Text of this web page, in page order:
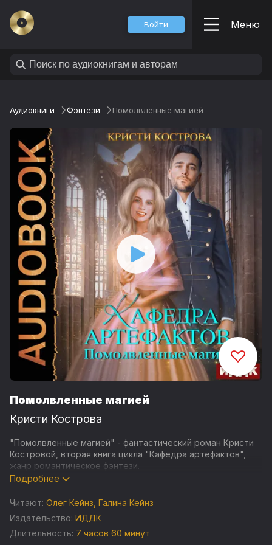
Войти Меню
Аудиокниги Фэнтези Помолвленные магией
Помолвленные магией
Кристи Кострова
"Помолвленные магией" - фантастический роман Кристи
Костровой, вторая книга цикла "Кафедра артефактов",
жанр романтическое фэнтези.
Моя душа попала в другой мир и вселилась в чужое тело,
пока его настоящая хозяйка отсутствовала. Здесь я стала
студенткой магической академии и невестой Итана
Клиффорда — наследника богатого рода. Я сумела
Подробнее
Читают: Олег Кейнз Галина Кейнз
Издательство: ИДДК
Длительность: 7 часов 60 минут